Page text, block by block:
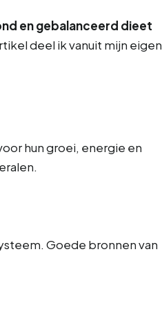
en gebalanceerd dieet
deel ik vanuit mijn eigen
hun groei, energie en
Goede bronnen van